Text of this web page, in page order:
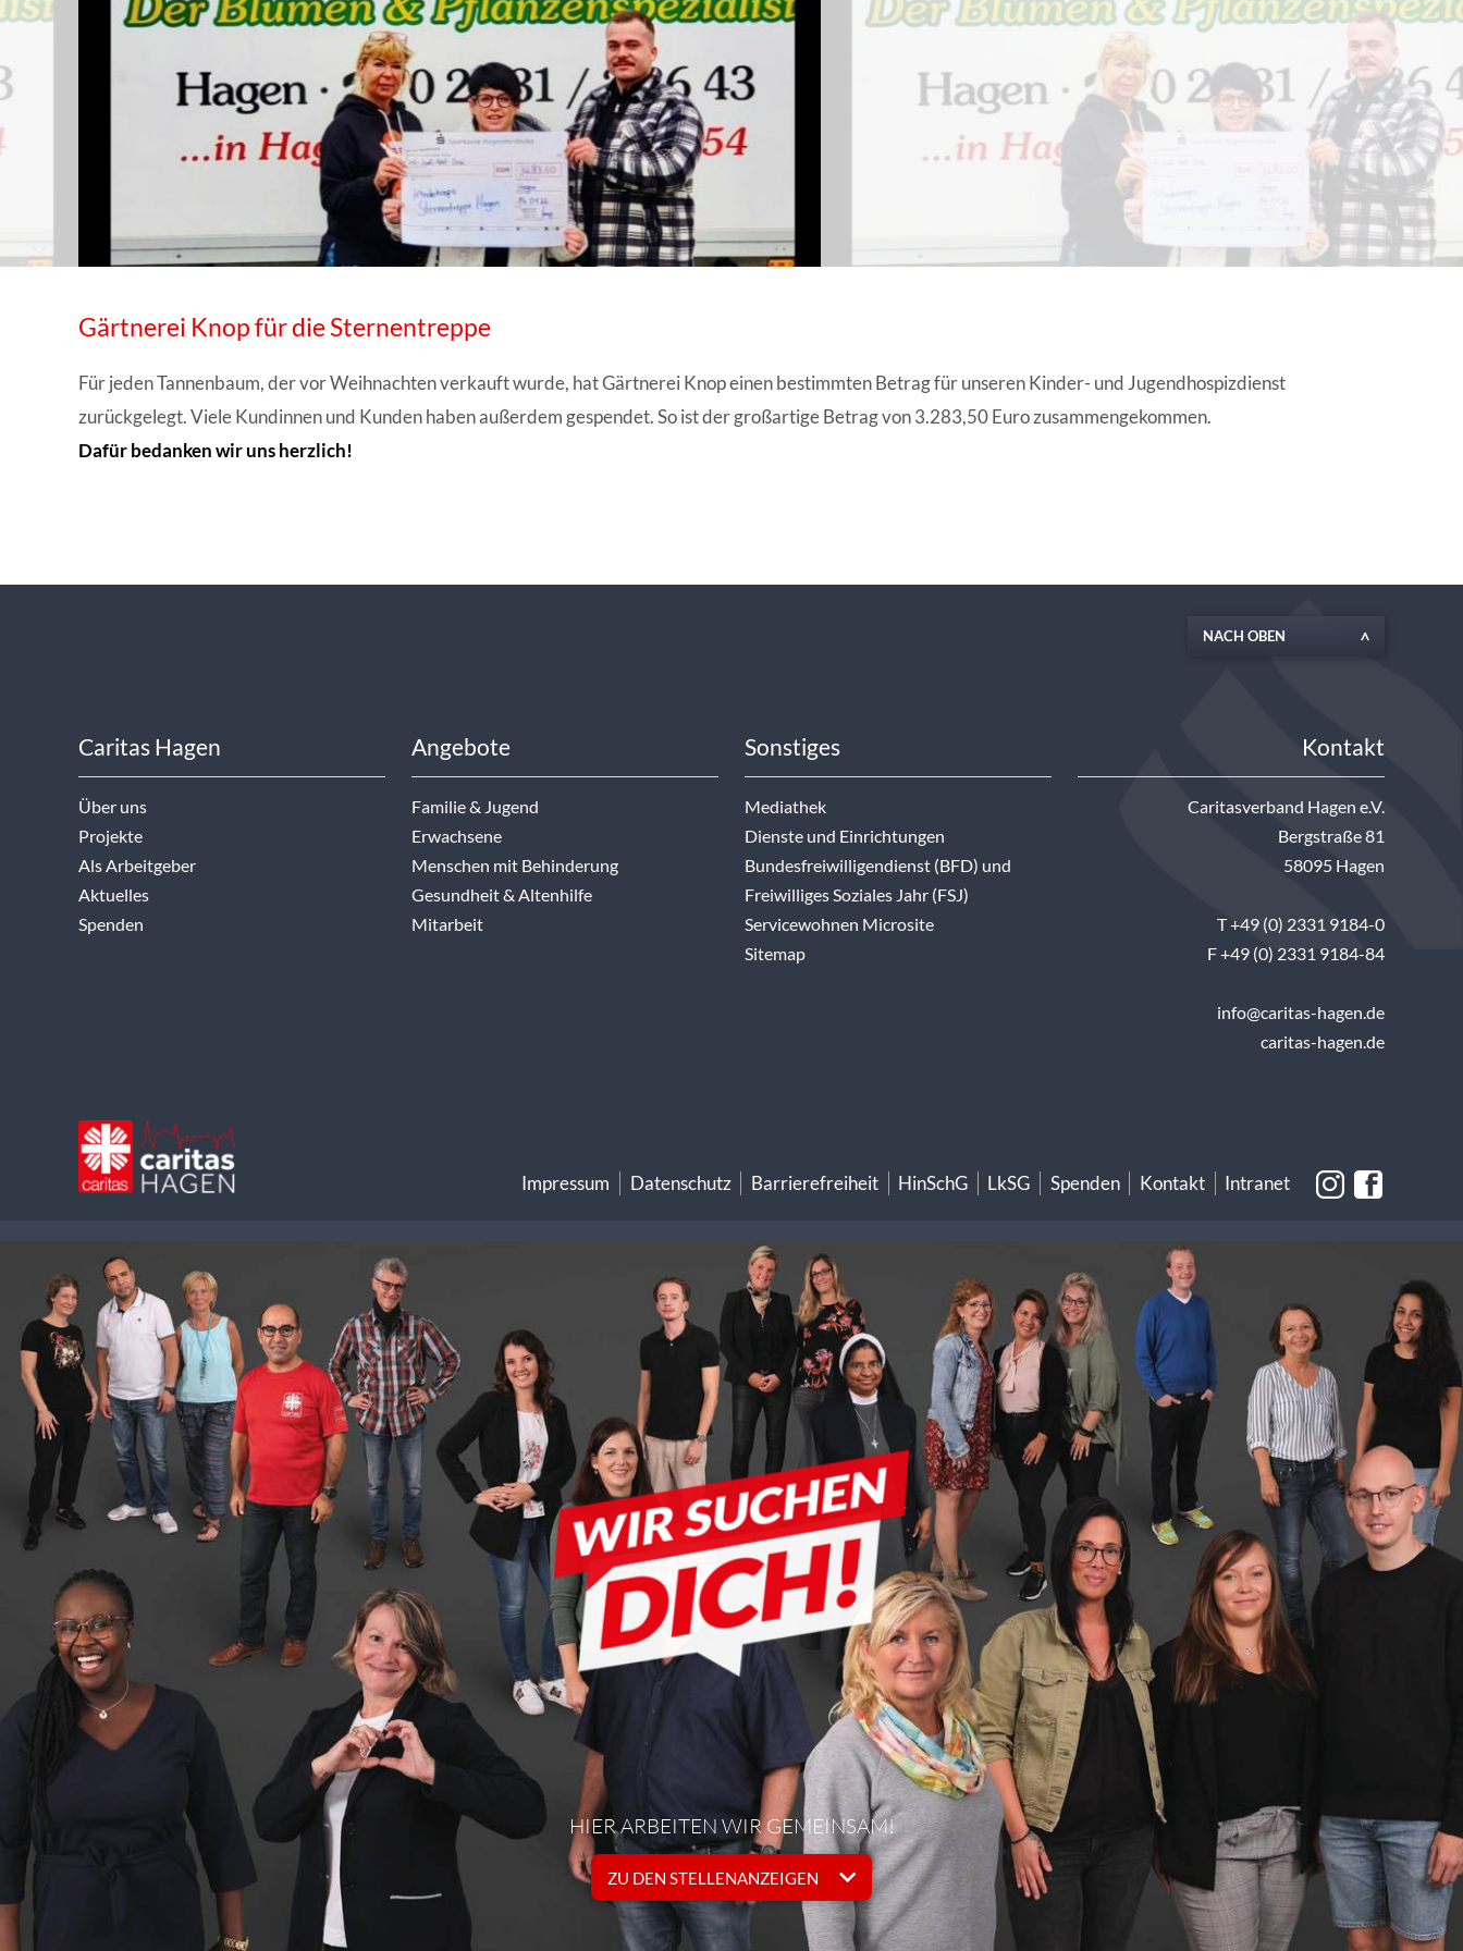
WISSENSWERTES IN ZAHLEN ANGESCHLOSSENE UNTERNEHMEN | FACHVERBÄNDE
Gärtnerei Knop für die Sternentreppe
Für jeden Tannenbaum, der vor Weihnachten verkauft wurde, hat Gärtnerei Knop einen bestimmten Betrag für unseren Kinder- und Jugendhospizdienst
zurückgelegt. Viele Kundinnen und Kunden haben außerdem gespendet. So ist der großartige Betrag von 3.283,50 Euro zusammengekommen.
Dafür bedanken wir uns herzlich!
NACH OBEN
Caritas Hagen
Über uns
Projekte
Als Arbeitgeber
Aktuelles
Spenden
Angebote
Familie & Jugend
Erwachsene
Menschen mit Behinderung
Gesundheit & Altenhilfe
Mitarbeit
Sonstiges
Mediathek
Dienste und Einrichtungen
Bundesfreiwilligendienst (BFD) und
Freiwilliges Soziales Jahr (FSJ)
Servicewohnen Microsite
Sitemap
Kontakt
Caritasverband Hagen e.V.
Bergstraße 81
58095 Hagen
T +49 (0) 2331 9184-0
F +49 (0) 2331 9184-84
info@caritas-hagen.de
caritas-hagen.de
Impressum Datenschutz Barrierefreiheit HinSchG LkSG Spenden Kontakt Intranet
HIER ARBEITEN WIR GEMEINSAM!
ZU DEN STELLENANZEIGEN